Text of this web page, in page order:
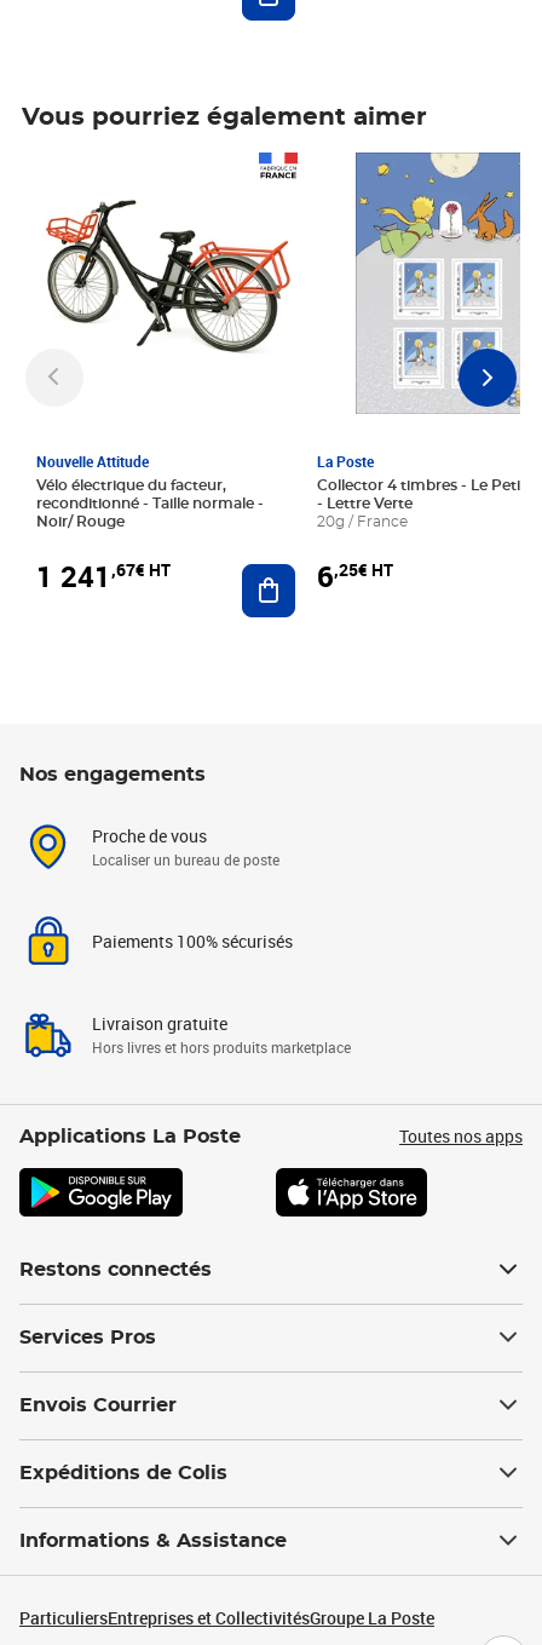
Vous pourriez également aimer
Nouvelle Attitude
Vélo électrique du facteur,
reconditionné - Taille normale -
Noir/ Rouge
1 241 ,67€ HT Ajouter au panier
La Poste
Collector 4 timbres - Le Petit
- Lettre Verte
20g / France
6,25€ HT
Prix 6,25€ HT
Nos engagements
Proche de vous
Localiser un bureau de poste
Paiements 100% sécurisés
Livraison gratuite
Hors livres et hors produits marketplace
Applications La Poste Toutes nos apps
Restons connectés
Services Pros
Envois Courrier
Expéditions de Colis
Informations & Assistance
ParticuliersEntreprises et CollectivitésGroupe La Poste